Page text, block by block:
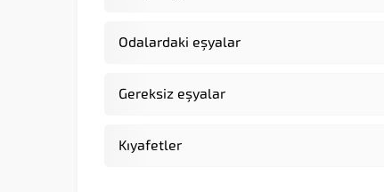
Odalardaki eşyalar
Gereksiz eşyalar
Kıyafetler